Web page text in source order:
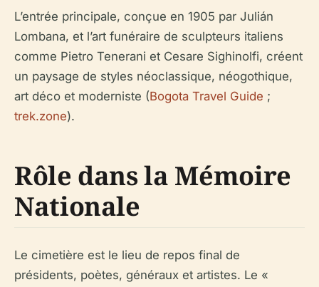
L’entrée principale, conçue en 1905 par Julián
Lombana, et l’art funéraire de sculpteurs italiens
comme Pietro Tenerani et Cesare Sighinolfi, créent
un paysage de styles néoclassique, néogothique,
art déco et moderniste (Bogota Travel Guide ;
trek.zone).
Rôle dans la Mémoire
Nationale
Le cimetière est le lieu de repos final de
présidents, poètes, généraux et artistes. Le «